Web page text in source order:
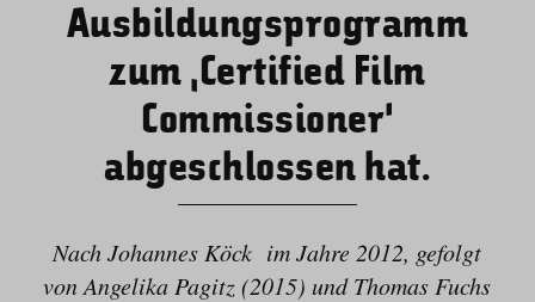
Ausbildungsprogramm
zum ‚Certified Film
Commissioner‘
abgeschlossen hat.
Nach Johannes Köck im Jahre 2012, gefolgt
von Angelika Pagitz (2015) und Thomas Fuchs